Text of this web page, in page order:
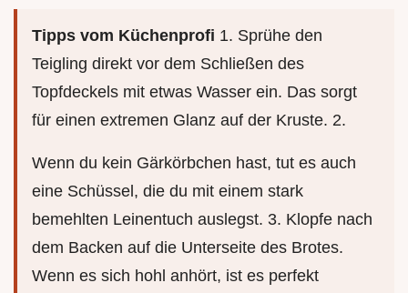
Tipps vom Küchenprofi 1. Sprühe den
Teigling direkt vor dem Schließen des
Topfdeckels mit etwas Wasser ein. Das sorgt
für einen extremen Glanz auf der Kruste. 2.
Wenn du kein Gärkörbchen hast, tut es auch
eine Schüssel, die du mit einem stark
bemehlten Leinentuch auslegst. 3. Klopfe nach
dem Backen auf die Unterseite des Brotes.
Wenn es sich hohl anhört, ist es perfekt